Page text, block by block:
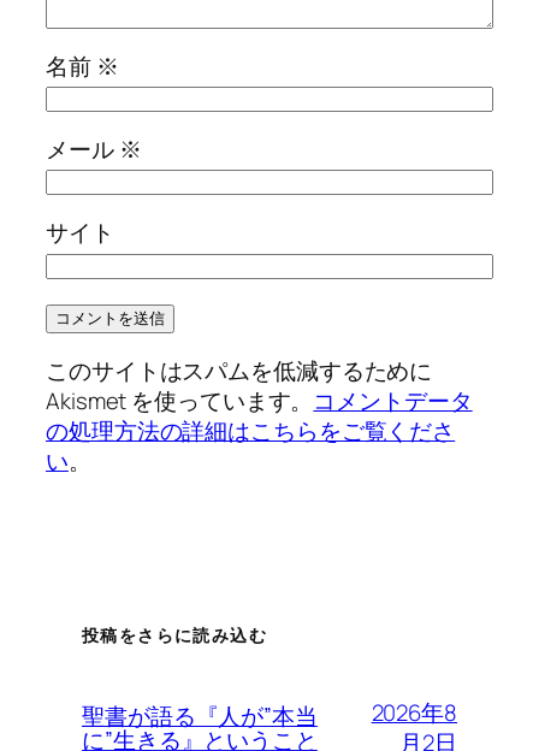
名前 ※
メール ※
サイト
このサイトはスパムを低減するために
Akismet を使っています。 コメントデータ
の処理方法の詳細はこちらをご覧くださ
い。
投稿をさらに読み込む
聖書が語る『人が”本当
に”生きる』ということ
2026年8
月2日